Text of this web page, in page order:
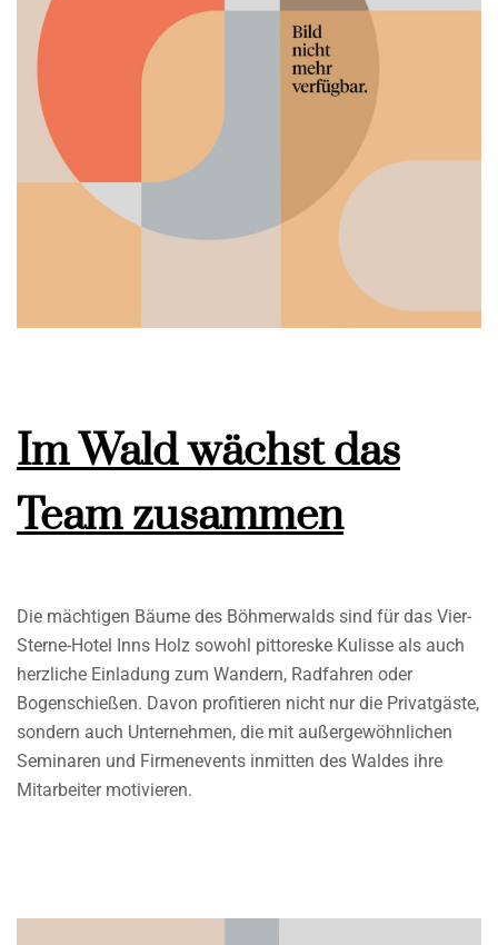
Im Wald wächst das
Team zusammen
Die mächtigen Bäume des Böhmerwalds sind für das Vier-
Sterne-Hotel Inns Holz sowohl pittoreske Kulisse als auch
herzliche Einladung zum Wandern, Radfahren oder
Bogenschießen. Davon profitieren nicht nur die Privatgäste,
sondern auch Unternehmen, die mit außergewöhnlichen
Seminaren und Firmenevents inmitten des Waldes ihre
Mitarbeiter motivieren.